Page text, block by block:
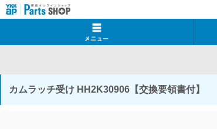
カムラッチ受け HH2K30906【交換要領書付】